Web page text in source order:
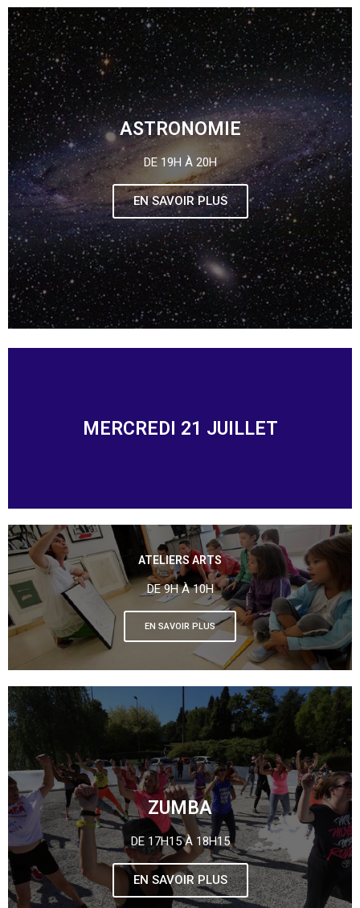
ASTRONOMIE
DE 19H À 20H
EN SAVOIR PLUS
MERCREDI 21 JUILLET
ATELIERS ARTS
DE 9H À 10H
EN SAVOIR PLUS
ZUMBA
DE 17H15 À 18H15
EN SAVOIR PLUS